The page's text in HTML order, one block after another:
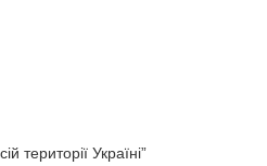
території Україні”